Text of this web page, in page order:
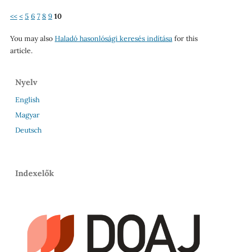
<< < 5 6 7 8 9 10
You may also Haladó hasonlósági keresés indításafor this
article.
Nyelv
English
Magyar
Deutsch
Indexelők